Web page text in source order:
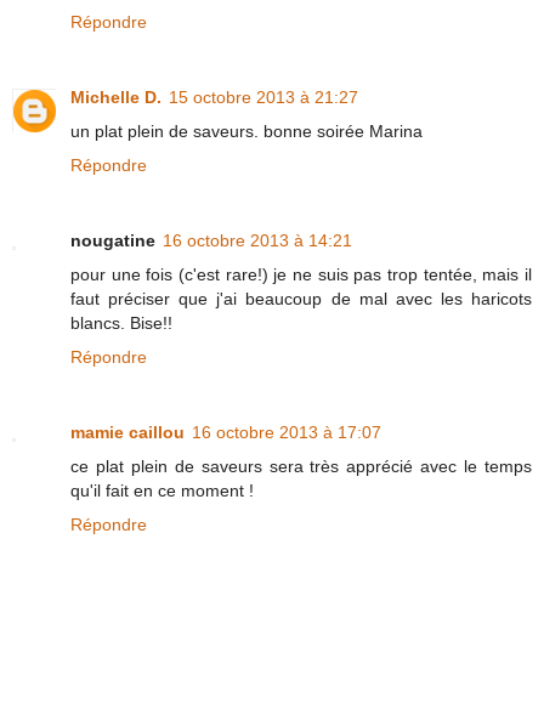
Répondre
Michelle D. 15 octobre 2013 à 21:27
un plat plein de saveurs. bonne soirée Marina
Répondre
nougatine 16 octobre 2013 à 14:21
pour une fois (c'est rare!) je ne suis pas trop tentée, mais il
faut préciser que j'ai beaucoup de mal avec les haricots
blancs. Bise!!
Répondre
mamie caillou 16 octobre 2013 à 17:07
ce plat plein de saveurs sera très apprécié avec le temps
qu'il fait en ce moment !
Répondre